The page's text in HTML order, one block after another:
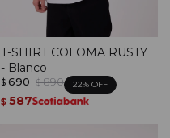
T-SHIRT COLOMA RUSTY
- Blanco
$ 690 $ 890 22
$ 587